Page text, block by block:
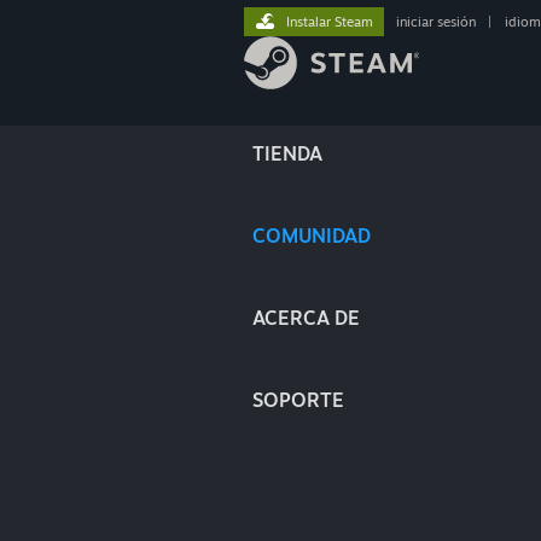
TIENDA
COMUNIDAD
ACERCA DE
SOPORTE
Instalar Steam iniciar sesión